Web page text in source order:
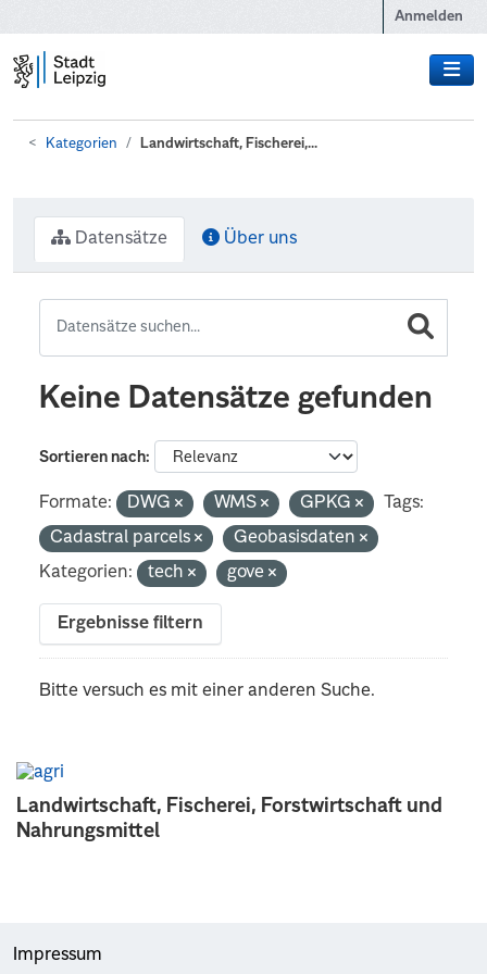
Anmelden
Kategorien Landwirtschaft, Fischerei,...
Landwirtschaft, Fischerei, Forstwirtschaft und
Nahrungsmittel
Datensätze Über uns
Keine Datensätze gefunden
Sortieren nach
Formate: DWG WMS GPKG
Tags:
Cadastral parcels
Geobasisdaten
Kategorien:
tech gove
Ergebnisse filtern
Bitte versuch es mit einer anderen Suche.
Impressum